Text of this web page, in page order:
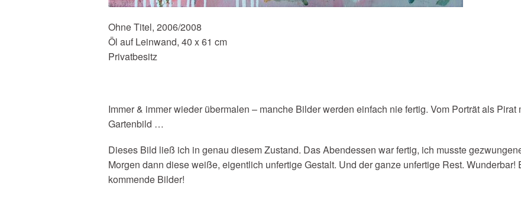
Ohne Titel, 2006/2008
Öl auf Leinwand, 40 x 61 cm
Privatbesitz
Immer & immer wieder übermalen – manche Bilder werden einfach nie fertig. Vom Porträt als
Gartenbild …
Dieses Bild ließ ich in genau diesem Zustand. Das Abendessen war fertig, ich musste
Morgen dann diese weiße, eigentlich unfertige Gestalt. Und der ganze unfertige Rest.
kommende Bilder!